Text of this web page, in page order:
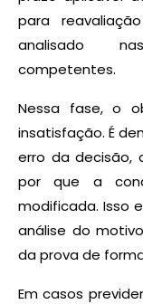
para
analisado
competentes.
Nessa fase, o
insatisfação. É
erro da decisão,
por que a
modificada. Isso
análise do
da prova de
Em casos